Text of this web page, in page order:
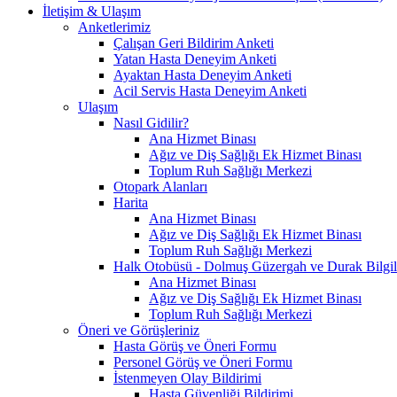
İletişim & Ulaşım
Anketlerimiz
Çalışan Geri Bildirim Anketi
Yatan Hasta Deneyim Anketi
Ayaktan Hasta Deneyim Anketi
Acil Servis Hasta Deneyim Anketi
Ulaşım
Nasıl Gidilir?
Ana Hizmet Binası
Ağız ve Diş Sağlığı Ek Hizmet Binası
Toplum Ruh Sağlığı Merkezi
Otopark Alanları
Harita
Ana Hizmet Binası
Ağız ve Diş Sağlığı Ek Hizmet Binası
Toplum Ruh Sağlığı Merkezi
Halk Otobüsü - Dolmuş Güzergah ve Durak
Ana Hizmet Binası
Ağız ve Diş Sağlığı Ek Hizmet Binası
Toplum Ruh Sağlığı Merkezi
Öneri ve Görüşleriniz
Hasta Görüş ve Öneri Formu
Personel Görüş ve Öneri Formu
İstenmeyen Olay Bildirimi
Hasta Güvenliği Bildirimi